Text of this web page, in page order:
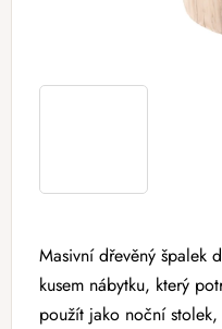
Masivní dřevěný špalek
kusem nábytku, který
použít jako noční